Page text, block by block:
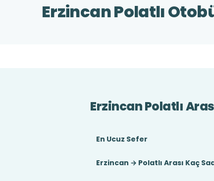
Erzincan Polatlı
Erzincan Polatlı
En Ucuz Sefer
Erzincan → Polatlı Arası Kaç